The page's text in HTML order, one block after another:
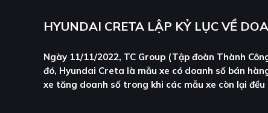
HYUNDAI CRETA LẬP KỶ LỤC VỀ
Ngày 11/11/2022, TC Group (Tập đoàn Thành
đó, Hyundai Creta là mẫu xe có doanh số bán
xe tăng doanh số trong khi các mẫu xe còn lại